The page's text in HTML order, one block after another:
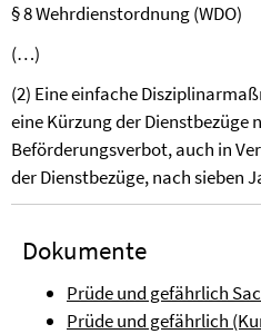
§ 8 Wehrdienstordnung (WDO)
(…)
(2) Eine einfache
eine Kürzung der Dienstbezüge
Beförderungsverbot, auch in
der Dienstbezüge, nach sieben
Dokumente
Prüde und gefährlich
Prüde und gefährlich